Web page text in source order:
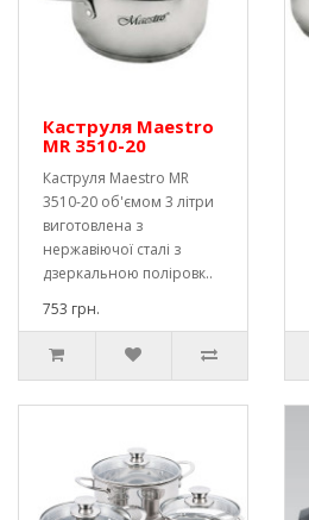
Каструля Maestro
MR 3510-20
Каструля Maestro MR
3510-20 об'ємом 3 літри
виготовлена ​​з
нержавіючої сталі з
дзеркальною поліровк..
753 грн.